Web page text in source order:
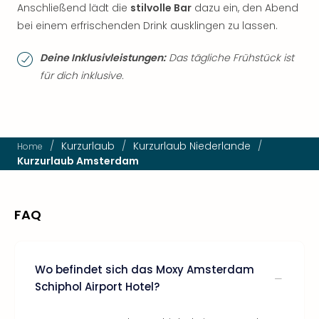
Anschließend lädt die stilvolle Bar dazu ein, den Abend
bei einem erfrischenden Drink ausklingen zu lassen.
Deine Inklusivleistungen:Das tägliche Frühstück ist
für dich inklusive.
Home / Kurzurlaub / Kurzurlaub Niederlande /
Kurzurlaub Amsterdam
FAQ
Wo befindet sich das Moxy Amsterdam
Schiphol Airport Hotel?